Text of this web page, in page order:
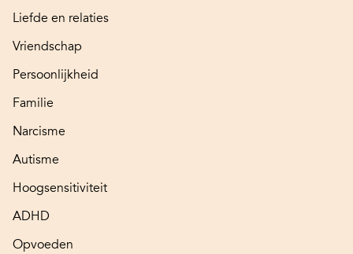
Liefde en relaties
Vriendschap
Persoonlijkheid
Familie
Narcisme
Autisme
Hoogsensitiviteit
ADHD
Opvoeden